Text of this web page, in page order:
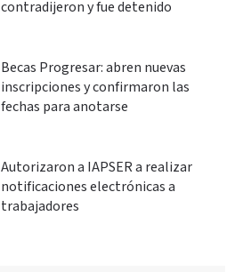
contradijeron y fue detenido
Becas Progresar: abren nuevas
inscripciones y confirmaron las
fechas para anotarse
Autorizaron a IAPSER a realizar
notificaciones electrónicas a
trabajadores